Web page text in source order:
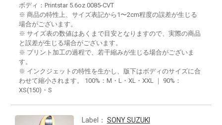
ボディ：Printstar 5.6oz 0085-CVT
※ 商品の特性上、サイズ表記から1〜2cm程度の誤差が生じる
場合がございます。
※ サイズ表の数値はあくまで目安となりますので、実際の商品
と誤差が生じる場合がございます。
※ プリント加工の過程で、若干縮みが生じる場合がございま
す。
※ インクジェットの特性を生かし、版下はボディのサイズに合
わせて縮小されます。 100%：M・L・XL・XXL ｜ 90%：
XS(150)・S
Label： SONY SUZUKI